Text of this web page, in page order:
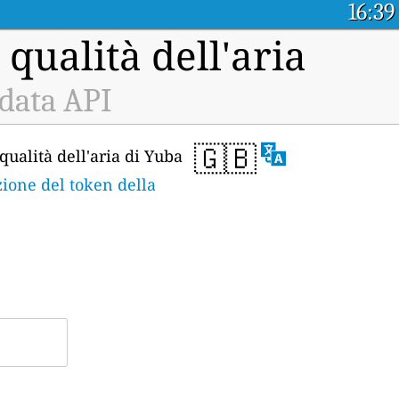
16:39
dell'aria
API
🇬🇧
dell'aria di Yuba
del token della